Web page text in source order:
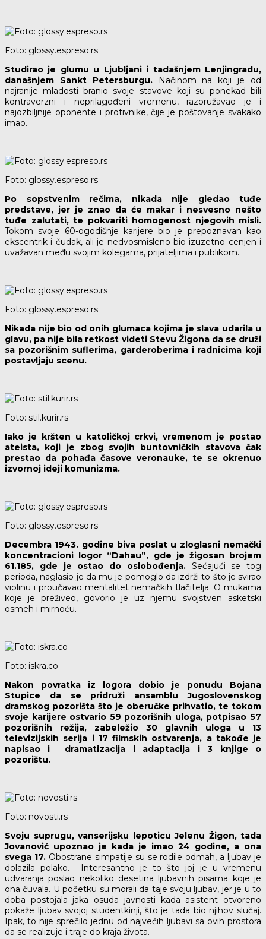
Foto: glossy.espreso.rs
Studirao je glumu u Ljubljani i tadašnjem Lenjingradu,
današnjem Sankt Petersburgu.
Načinom na koji je od
najranije mladosti branio svoje stavove koji su ponekad bili
kontraverzni i neprilagođeni vremenu, razoružavao je i
najozbiljnije oponente i protivnike, čije je poštovanje svakako
imao.
Foto: glossy.espreso.rs
Po sopstvenim rečima, nikada nije gledao tuđe
predstave, jer je znao da će makar i nesvesno nešto
tuđe zalutati, te pokvariti homogenost njegovih misli.
Tokom svoje 60-ogodišnje karijere bio je prepoznavan kao
ekscentrik i čudak, ali je nedvosmisleno bio izuzetno cenjen i
uvažavan među svojim kolegama, prijateljima i publikom.
Foto: glossy.espreso.rs
Nikada nije bio od onih glumaca kojima je slava udarila u
glavu, pa nije bila retkost videti Stevu Žigona da se druži
sa pozorišnim suflerima, garderoberima i radnicima koji
postavljaju scenu.
Foto: stil.kurir.rs
Iako je kršten u katoličkoj crkvi, vremenom je postao
ateista, koji je zbog svojih buntovničkih stavova čak
prestao da pohađa časove veronauke, te se okrenuo
izvornoj ideji komunizma.
Foto: glossy.espreso.rs
Decembra 1943. godine biva poslat u zloglasni nemački
koncentracioni logor “Dahau”, gde je žigosan brojem
61.185, gde je ostao do oslobođenja. Sećajući se tog
perioda, naglasio je da mu je pomoglo da izdrži to što je svirao
violinu i proučavao mentalitet nemačkih tlačitelja. O mukama
koje je preživeo, govorio je uz njemu svojstven asketski
osmeh i mirnoću.
Foto: iskra.co
Nakon povratka iz logora dobio je ponudu Bojana
Stupice da se pridruži ansamblu Jugoslovenskog
dramskog pozorišta što je oberučke prihvatio, te tokom
svoje karijere ostvario 59 pozorišnih uloga, potpisao 57
pozorišnih režija, zabeležio 30 glavnih uloga u 13
televizijskih serija i 17 filmskih ostvarenja, a takođe je
napisao i dramatizacija i adaptacija i 3 knjige o
pozorištu.
Foto: novosti.rs
Svoju suprugu, vanserijsku lepoticu Jelenu Žigon, tada
Jovanović upoznao je kada je imao 24 godine, a ona
svega 17. Obostrane simpatije su se rodile odmah, a ljubav je
dolazila polako. Interesantno je to što joj je u vremenu
udvaranja poslao nekoliko desetina ljubavnih pisama koje je
ona čuvala. U početku su morali da taje svoju ljubav, jer je u to
doba postojala jaka osuda javnosti kada asistent otvoreno
pokaže ljubav svojoj studentkinji, što je tada bio njihov slučaj.
Ipak, to nije sprečilo jednu od najvećih ljubavi sa ovih prostora
da se realizuje i traje do kraja života.